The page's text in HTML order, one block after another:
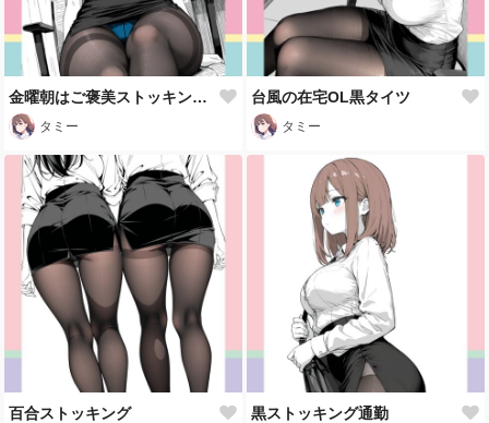
金曜朝はご褒美ストッキング🖤
タミー
台風の在宅OL黒タイツ
タミー
百合ストッキング 黒ストッキング通勤